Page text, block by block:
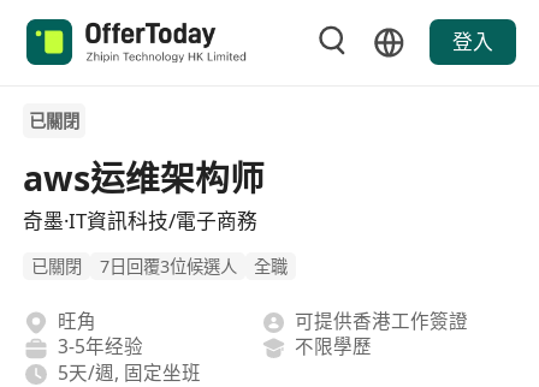
登入
已關閉
aws运维架构师
奇墨·IT資訊科技/電子商務
已關閉 7日回覆3位候選人 全職
旺角
可提供香港工作簽證
3-5年经验
不限學歷
5天/週, 固定坐班